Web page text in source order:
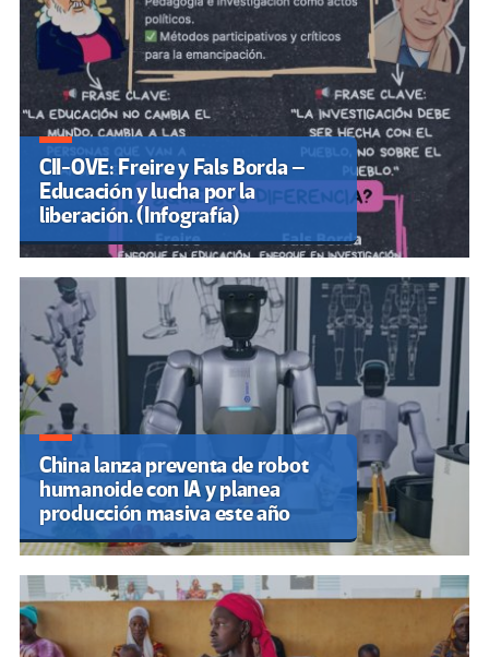
CII-OVE: Freire y Fals Borda –
Educación y lucha por la
liberación. (Infografía)
China lanza preventa de robot
humanoide con IA y planea
producción masiva este año